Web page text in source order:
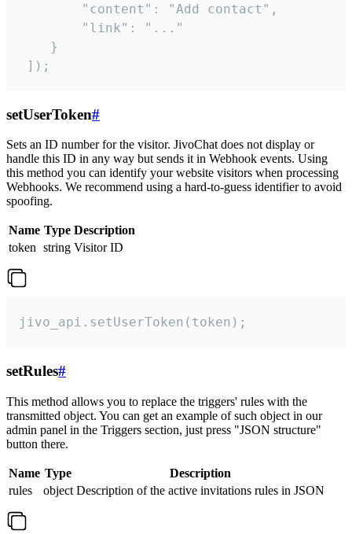
        "content": "Add contact",
        "link": "..."
    }
]);
setUserToken#
Sets an ID number for the visitor. JivoChat does not display or
handle this ID in any way but sends it in Webhook events. Using
this method you can identify your website visitors when processing
Webhooks. We recommend using a hard-to-guess identifier to avoid
spoofing.
Name Type Description
token string Visitor ID
jivo_api.setUserToken(token);
setRules#
This method allows you to replace the triggers' rules with the
transmitted object. You can get an example of such object in our
admin panel in the Triggers section, just press "JSON structure"
button there.
Name Type
Description
rules
object Description of the active invitations rules in JSON